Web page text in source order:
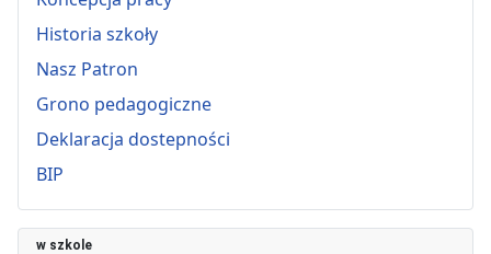
Historia szkoły
Nasz Patron
Grono pedagogiczne
Deklaracja dostepności
BIP
w szkole